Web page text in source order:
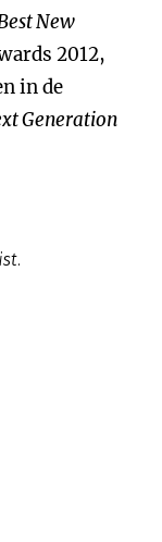
New
2012,
in de
Generation